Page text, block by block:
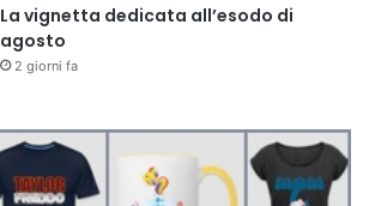
La vignetta dedicata all’esodo di
agosto
2 giorni fa